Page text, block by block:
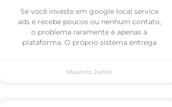
Se você investe em google local service
ads e recebe poucos ou nenhum contato,
o problema raramente é apenas a
plataforma. O próprio sistema entrega
Mauricio Junior